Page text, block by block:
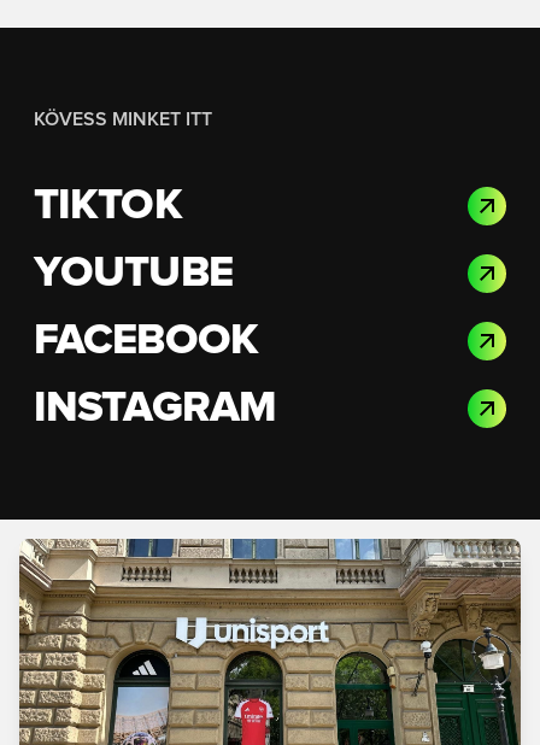
KÖVESS MINKET ITT
TIKTOK
YOUTUBE
FACEBOOK
INSTAGRAM